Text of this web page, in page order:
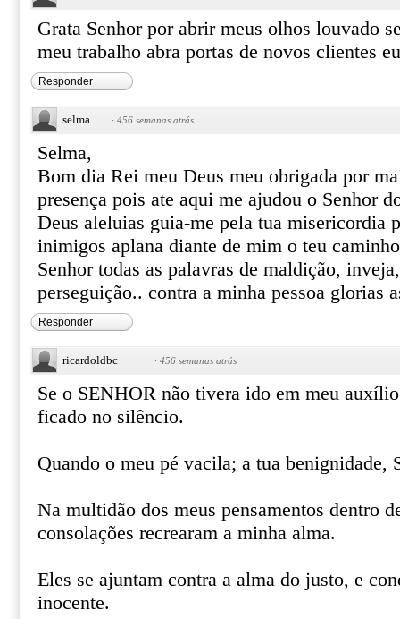
Grata Senhor por abrir meus olhos louvado
meu trabalho abra portas de novos clientes
Responder
selma · 456 semanas atrás
Selma,
Bom dia Rei meu Deus meu obrigada por
presença pois ate aqui me ajudou o Senhor
Deus aleluias guia-me pela tua misericordia
inimigos aplana diante de mim o teu
Senhor todas as palavras de maldição,
perseguição.. contra a minha pessoa glorias
Responder
ricardoldbc · 456 semanas atrás
Se o SENHOR não tivera ido em meu
ficado no silêncio.
Quando o meu pé vacila; a tua benignidade,
Na multidão dos meus pensamentos dentro
consolações recrearam a minha alma.
Eles se ajuntam contra a alma do justo, e
inocente.